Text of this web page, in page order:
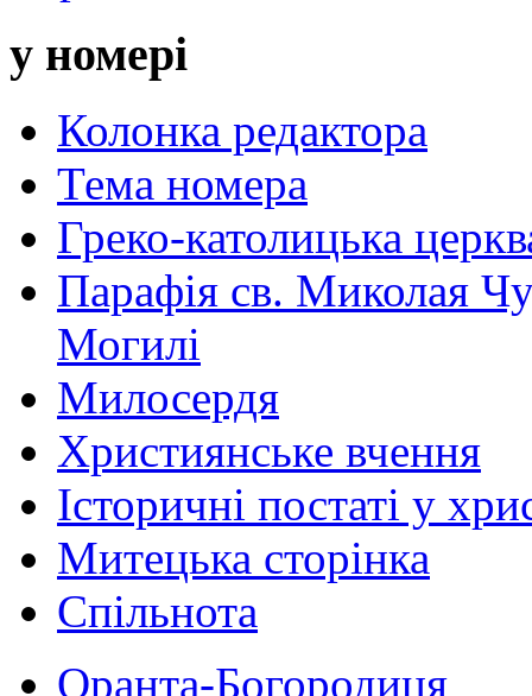
у номері
Колонка редактора
Тема номера
Греко-католицька
Парафія св. Миколая
Могилі
Милосердя
Християнське вчення
Історичні постаті у
Митецька сторінка
Спільнота
Оранта-Богородиця